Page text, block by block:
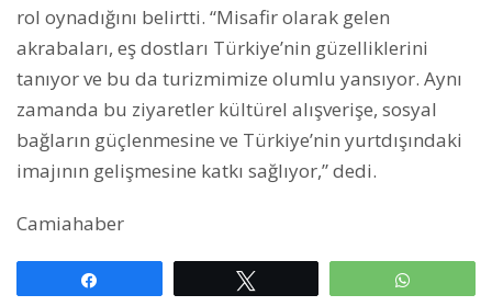
rol oynadığını belirtti. “Misafir olarak gelen
akrabaları, eş dostları Türkiye’nin güzelliklerini
tanıyor ve bu da turizmimize olumlu yansıyor. Aynı
zamanda bu ziyaretler kültürel alışverişe, sosyal
bağların güçlenmesine ve Türkiye’nin yurtdışındaki
imajının gelişmesine katkı sağlıyor,” dedi.
Camiahaber